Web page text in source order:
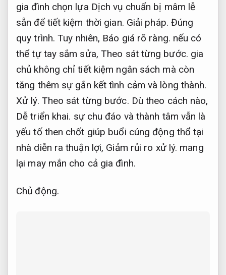
gia đình chọn lựa Dịch vụ chuẩn bị mâm lễ
sẵn để tiết kiệm thời gian. Giải pháp. Đúng
quy trình. Tuy nhiên, Báo giá rõ ràng. nếu có
thể tự tay sắm sửa, Theo sát từng bước. gia
chủ không chỉ tiết kiệm ngân sách mà còn
tăng thêm sự gắn kết tình cảm và lòng thành.
Xử lý. Theo sát từng bước. Dù theo cách nào,
Dễ triển khai. sự chu đáo và thành tâm vẫn là
yếu tố then chốt giúp buổi cúng động thổ tại
nhà diễn ra thuận lợi, Giảm rủi ro xử lý. mang
lại may mắn cho cả gia đình.
Chủ động.